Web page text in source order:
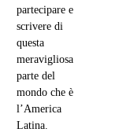
partecipare e
scrivere di
questa
meravigliosa
parte del
mondo che è
l’America
Latina.